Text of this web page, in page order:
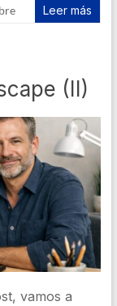
Leer más
(II)
vamos a